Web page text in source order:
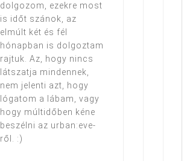
dolgozom, ezekre most
is időt szánok, az
elmúlt két és fél
hónapban is dolgoztam
rajtuk. Az, hogy nincs
látszatja mindennek,
nem jelenti azt, hogy
lógatom a lábam, vagy
hogy múltidőben kéne
beszélni az urban:eve-
ről. :)